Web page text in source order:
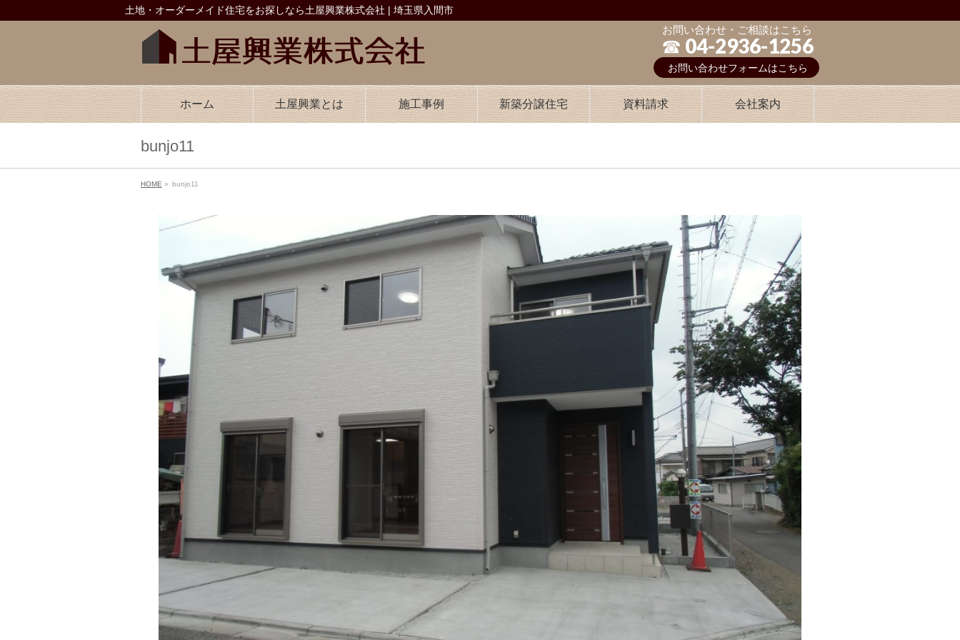
土地・オーダーメイド住宅をお探しなら土屋興業株式会社 | 埼玉県入間市
お問い合わせ・ご相談はこちら
☎︎ 04-2936-1256
お問い合わせフォームはこちら
ホーム 土屋興業とは 施工事例 新築分譲住宅 資料請求 会社案内
bunjo11
HOME » bunjo11